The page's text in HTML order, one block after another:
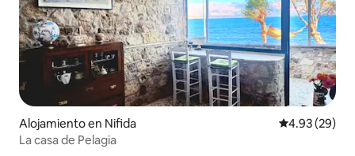
Alojamiento en Nifida Calificación
4.93 (29)
La casa de Pelagia